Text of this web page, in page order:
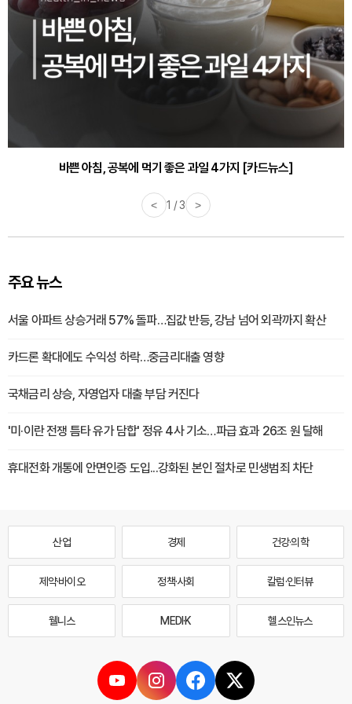
바쁜 아침, 공복에 먹기 좋은 과일 4가지 [카드뉴스]
< 1 / 3 >
주요 뉴스
서울 아파트 상승거래 57% 돌파…집값 반등, 강남 넘어 외곽까지 확산
카드론 확대에도 수익성 하락…중금리대출 영향
국채금리 상승, 자영업자 대출 부담 커진다
'미·이란 전쟁 틈타 유가 담합' 정유 4사 기소…파급 효과 26조 원 달해
휴대전화 개통에 안면인증 도입...강화된 본인 절차로 민생범죄 차단
산업 경제 건강·의학
제약·바이오 정책·사회 칼럼·인터뷰
웰니스 MEDI·K 헬스인뉴스